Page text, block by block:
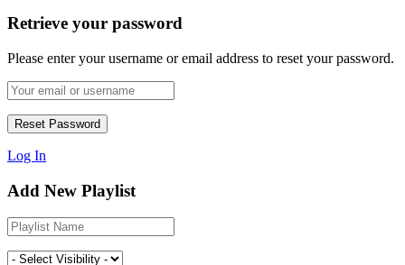
Retrieve your password
Please enter your username or email address to reset your password.
Log In
Add New Playlist